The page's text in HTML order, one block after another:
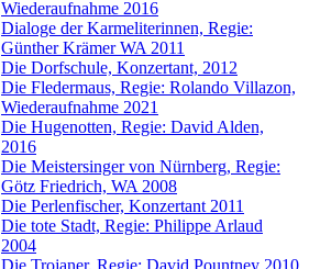
Wiederaufnahme 2016
Dialoge der Karmeliterinnen, Regie:
Günther Krämer WA 2011
Die Dorfschule, Konzertant, 2012
Die Fledermaus, Regie: Rolando Villazon,
Wiederaufnahme 2021
Die Hugenotten, Regie: David Alden,
2016
Die Meistersinger von Nürnberg, Regie:
Götz Friedrich, WA 2008
Die Perlenfischer, Konzertant 2011
Die tote Stadt, Regie: Philippe Arlaud
2004
Die Trojaner, Regie: David Pountney 2010